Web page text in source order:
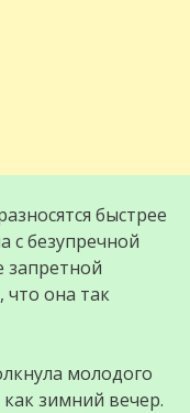
быстрее
с безупречной
запретной
что она так
молодого
зимний вечер.